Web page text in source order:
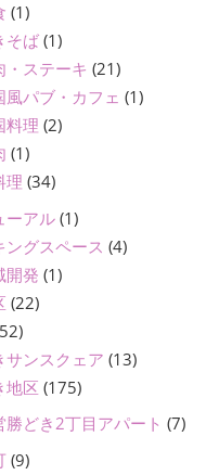
(1)
そば (1)
・ステーキ (21)
風パブ・カフェ (1)
料理 (2)
(1)
理 (34)
ーアル (1)
ングスペース (4)
開発 (1)
(22)
サンスクェア (13)
地区 (175)
勝どき2丁目アパート (7)
(9)